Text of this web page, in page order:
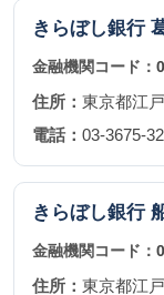
きらぼし銀行
金融機関コード：
住所： 東京都江
電話： 03-3675-
きらぼし銀行
金融機関コード：
住所： 東京都江